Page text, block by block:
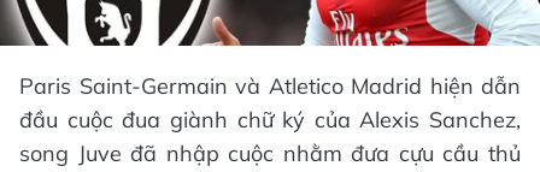
Paris Saint-Germain và Atletico Madrid hiện dẫn
đầu cuộc đua giành chữ ký của Alexis Sanchez,
song Juve đã nhập cuộc nhằm đưa cựu cầu thủ